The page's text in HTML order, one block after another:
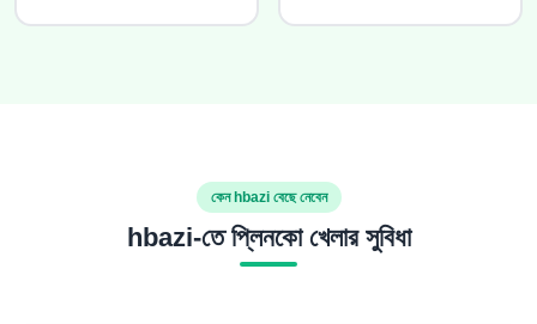
কেন hbazi বেছে নেবেন
hbazi-তে প্লিনকো খেলার সুবিধা